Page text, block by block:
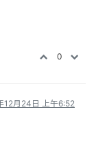
0
12月24日 上午6:52